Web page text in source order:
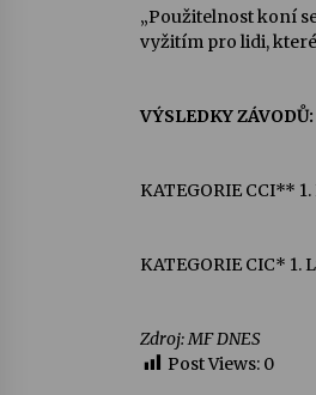
„Použitelnost koní
vyžitím pro lidi,
VÝSLEDKY ZÁVODŮ:
KATEGORIE CCI**
KATEGORIE CIC* 1.
Zdroj: MF DNES
Post Views: 0